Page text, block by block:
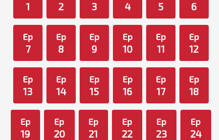
1 2 3 4 5 6
Ep
7
Ep
8
Ep
9
Ep
10
Ep
11
Ep
12
Ep
13
Ep
14
Ep
15
Ep
16
Ep
17
Ep
18
Ep
19
Ep
20
Ep
21
Ep
22
Ep
23
Ep
24